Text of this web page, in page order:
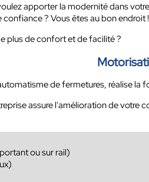
apporter la modernité dans
? Vous êtes au bon endroit !
plus de confort et de facilité ?
de fermetures, réalise
assure l'amélioration de
ou sur rail)